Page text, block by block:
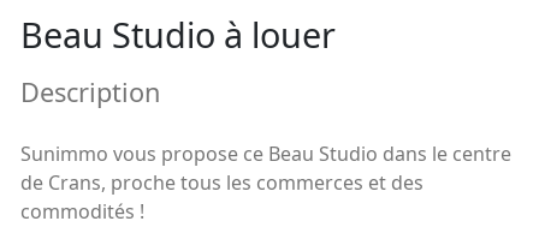
Beau Studio à louer
Description
Sunimmo vous propose ce Beau Studio dans le centre
de Crans, proche tous les commerces et des
commodités !